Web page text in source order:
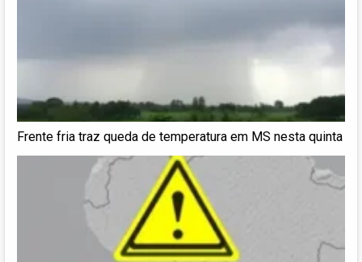
Frente fria traz queda de temperatura em MS nesta quinta